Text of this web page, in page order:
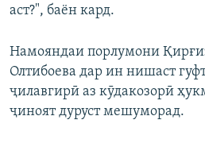
аст?", баён кард.
Намояндаи порлумони
Олтибоева дар ин нишаст
ҷилавгирӣ аз кӯдакозорӣ
ҷиноят дуруст мешуморад.